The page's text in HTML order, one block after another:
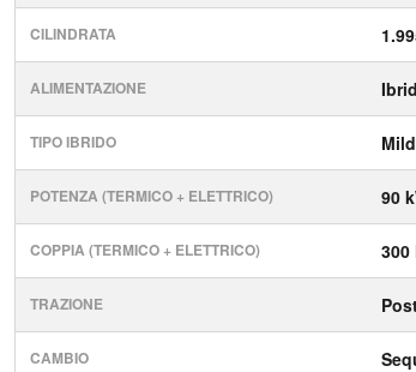
CILINDRATA
ALIMENTAZIONE
TIPO IBRIDO
POTENZA (TERMICO + ELETTRICO) 90
COPPIA (TERMICO + ELETTRICO) 300
TRAZIONE
CAMBIO